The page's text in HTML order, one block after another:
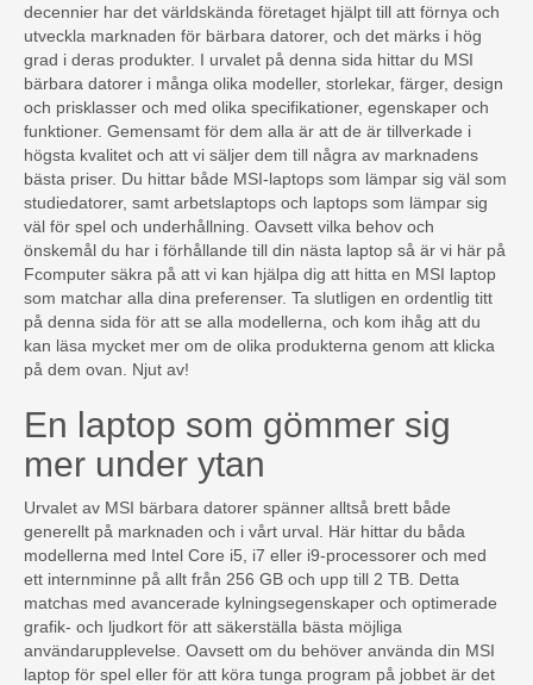
decennier har det världskända företaget hjälpt till att förnya och
utveckla marknaden för bärbara datorer, och det märks i hög
grad i deras produkter. I urvalet på denna sida hittar du MSI
bärbara datorer i många olika modeller, storlekar, färger, design
och prisklasser och med olika specifikationer, egenskaper och
funktioner. Gemensamt för dem alla är att de är tillverkade i
högsta kvalitet och att vi säljer dem till några av marknadens
bästa priser. Du hittar både MSI-laptops som lämpar sig väl som
studiedatorer, samt arbetslaptops och laptops som lämpar sig
väl för spel och underhållning. Oavsett vilka behov och
önskemål du har i förhållande till din nästa laptop så är vi här på
Fcomputer säkra på att vi kan hjälpa dig att hitta en MSI laptop
som matchar alla dina preferenser. Ta slutligen en ordentlig titt
på denna sida för att se alla modellerna, och kom ihåg att du
kan läsa mycket mer om de olika produkterna genom att klicka
på dem ovan. Njut av!
En laptop som gömmer sig
mer under ytan
Urvalet av MSI bärbara datorer spänner alltså brett både
generellt på marknaden och i vårt urval. Här hittar du båda
modellerna med Intel Core i5, i7 eller i9-processorer och med
ett internminne på allt från 256 GB och upp till 2 TB. Detta
matchas med avancerade kylningsegenskaper och optimerade
grafik- och ljudkort för att säkerställa bästa möjliga
användarupplevelse. Oavsett om du behöver använda din MSI
laptop för spel eller för att köra tunga program på jobbet är det